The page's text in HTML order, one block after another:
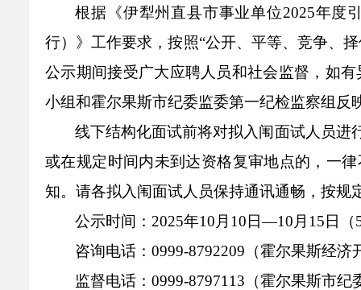
乡村振兴 公共企事业单位
根据《伊犁州直县市事业单位2025年度
行）》工作要求，按照“公开、平等、竞争、
公示期间接受广大应聘人员和社会监督，如
小组和霍尔果斯市纪委监委第一纪检监察组 反
线下结构化面试前将对拟入闱面试人员进
或在规定时间内未到达资格复审地点的，一
知。请各拟入闱面试人员保持通讯通畅，按规
公示时间： 2025年10 月 10 日—10 月 1 5 日（
咨询电话：0999-8792209 （霍尔果斯经济
监督电话：0999-8797113 （霍尔果斯市